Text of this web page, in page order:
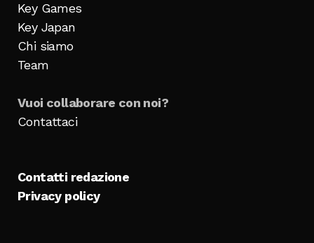
Key Games
Key Japan
Chi siamo
Team
Vuoi collaborare con noi?
Contattaci
Contatti redazione
Privacy policy